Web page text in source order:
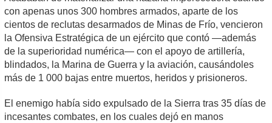
con apenas unos 300 hombres armados, aparte de los
cientos de reclutas desarmados de Minas de Frío, vencieron
la Ofensiva Estratégica de un ejército que contó —además
de la superioridad numérica— con el apoyo de artillería,
blindados, la Marina de Guerra y la aviación, causándoles
más de 1 000 bajas entre muertos, heridos y prisioneros.
El enemigo había sido expulsado de la Sierra tras 35 días de
incesantes combates, en los cuales dejó en manos